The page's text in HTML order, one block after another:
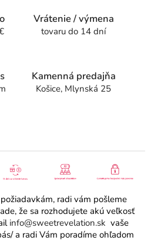
Vrátenie / výmena
tovaru do 14 dní
Kamenná predajňa
Košice, Mlynská 25
radi vám pošleme
že sa rozhodujete akú veľkosť
info@sweetrevelation.sk vaše
a radi Vám poradíme ohľadom